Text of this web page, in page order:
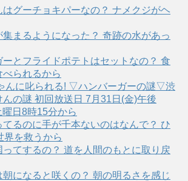
グーチョキパーなの？ ナメクジがヘ
まるようになった？ 奇跡の水があっ
とフライドポテトはセットなの？ 食
られるから
んに叱られる! ▽ハンバーガーの謎▽渋
の謎 初回放送日 7月31日(金)午後
日8時15分から
るのに手が千本ないのはなんで？ ひ
界を救うから
てするの？ 道を人間のもとに取り戻
になると咲くの？ 朝の明るさを感じ